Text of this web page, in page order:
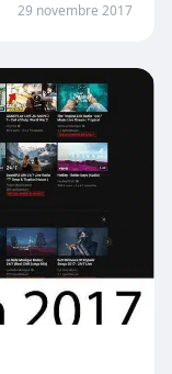
29 novembre 2017